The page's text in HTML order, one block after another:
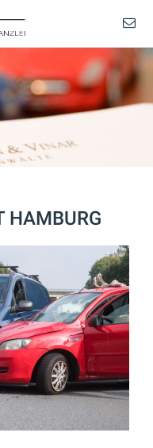
HAMBURG